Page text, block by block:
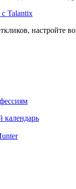
с Talantix
настройте
календарь